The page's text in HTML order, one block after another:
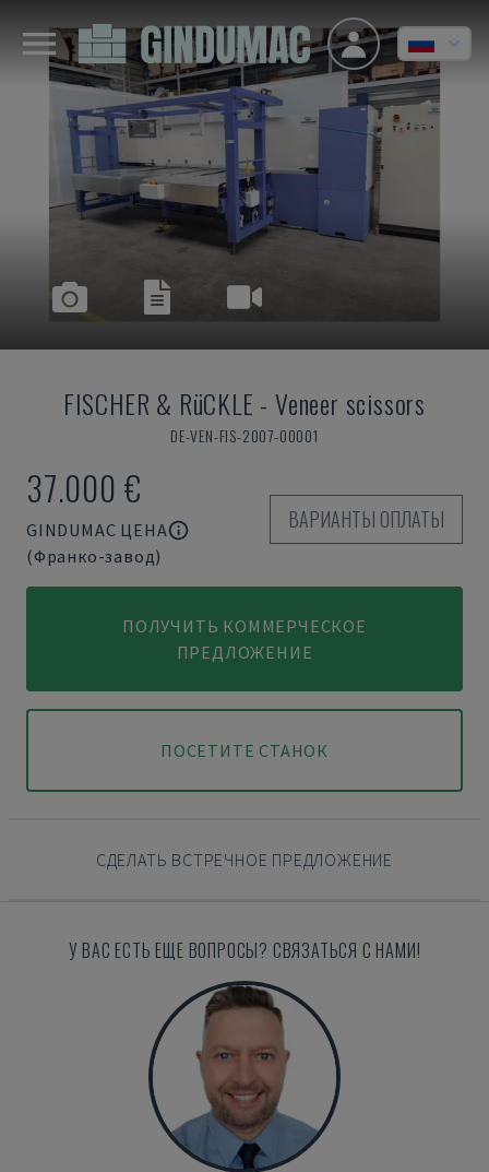
FISCHER & RüCKLE -Veneer scissors
DE-VEN-FIS-2007-00001
37.000 €
GINDUMAC ЦЕНА
(Франко-завод)
ВАРИАНТЫ ОПЛАТЫ
ПОЛУЧИТЬ КОММЕРЧЕСКОЕ
ПРЕДЛОЖЕНИЕ
ПОСЕТИТЕ СТАНОК
СДЕЛАТЬ ВСТРЕЧНОЕ ПРЕДЛОЖЕНИЕ
У ВАС ЕСТЬ ЕЩЕ ВОПРОСЫ? СВЯЗАТЬСЯ С НАМИ!